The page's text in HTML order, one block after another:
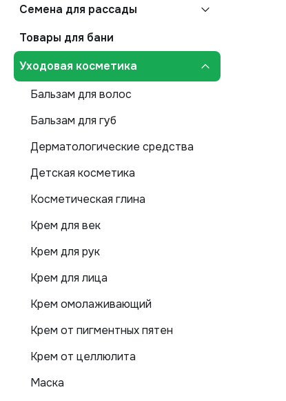
Семена для рассады
Товары для бани
Уходовая косметика
Бальзам для волос
Бальзам для губ
Дерматологические средства
Детская косметика
Косметическая глина
Крем для век
Крем для рук
Крем для лица
Крем омолаживающий
Крем от пигментных пятен
Крем от целлюлита
Маска